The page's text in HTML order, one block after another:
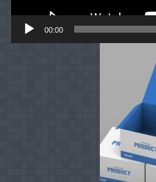
00:00